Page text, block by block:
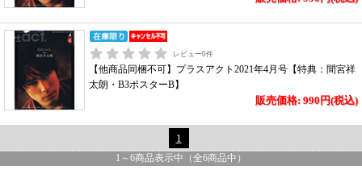
レビュー0件
【他商品同梱不可】プラスアクト2021年4月号【特典：間宮祥
太朗・B3ポスターB】
販売価格: 990円(税込)
1
1 ～ 6商品表示中（全6商品中）